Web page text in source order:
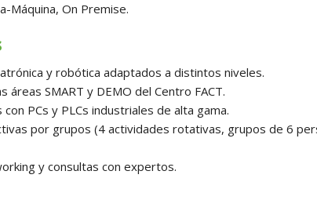
Máquina, On Premise.
y robótica adaptados a distintos niveles.
áreas SMART y DEMO del Centro FACT.
PCs y PLCs industriales de alta gama.
por grupos (4 actividades rotativas, grupos de 6
y consultas con expertos.